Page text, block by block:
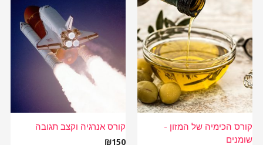
קורס הכימיה של המזון -
שומנים
קורס אנרגיה וקצב תגובה
₪150